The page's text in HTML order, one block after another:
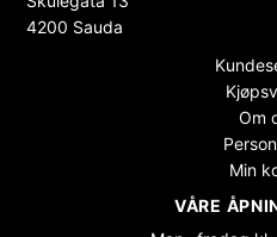
4200 Sauda
Om
Min
VÅRE